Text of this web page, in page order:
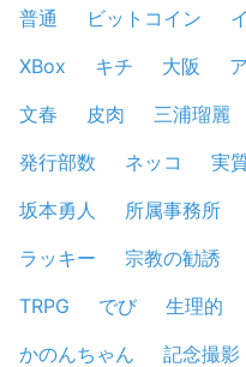
普通
ビットコイン
XBox
キチ 大阪
文春
皮肉 三浦瑠麗
発行部数
ネッコ 実
坂本勇人
所属事務所
ラッキー
宗教の勧誘
TRPG
でび 生理的
かのんちゃん
記念撮影